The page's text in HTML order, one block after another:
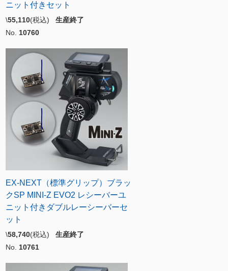
ニット付きセット
\55,110(税込) 生産終了
No. 10760
EX-NEXT（標準グリップ）ブラッ
クSP MINI-Z EVO2 レシーバーユ
ニット付きダブルレーシーバーセ
ット
\58,740(税込) 生産終了
No. 10761